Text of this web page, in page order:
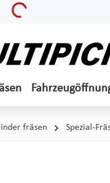
Loading...
fräsen Spezial-